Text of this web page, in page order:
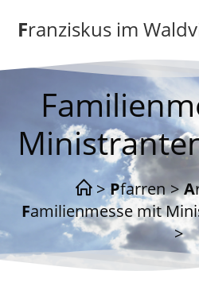
Inhalt
springenFranziskus im
> Pfarren >
Familienmesse mit
>